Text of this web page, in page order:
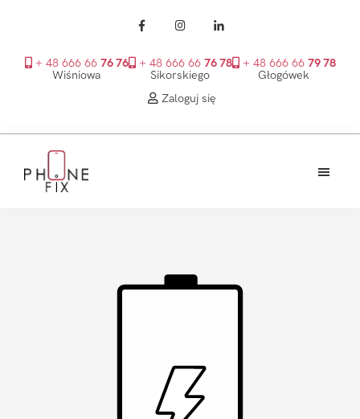
+ 48 666 66 76 76
Wiśniowa
+ 48 666 66 76 78
Sikorskiego
+ 48 666 66 79 78
Głogówek
Zaloguj się
głównego